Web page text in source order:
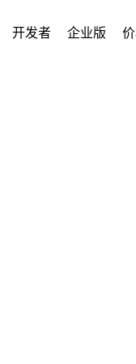
开发者 企业版